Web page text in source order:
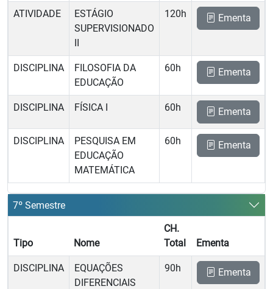
ATIVIDADE
ESTÁGIO
SUPERVISIONADO
II
120h Ementa
DISCIPLINA
FILOSOFIA DA
EDUCAÇÃO
60h Ementa
DISCIPLINA FÍSICA I 60h Ementa
DISCIPLINA
PESQUISA EM
EDUCAÇÃO
MATEMÁTICA
60h Ementa
7º Semestre
Tipo Nome
CH.
Total
Ementa
DISCIPLINA
EQUAÇÕES
DIFERENCIAIS
90h Ementa